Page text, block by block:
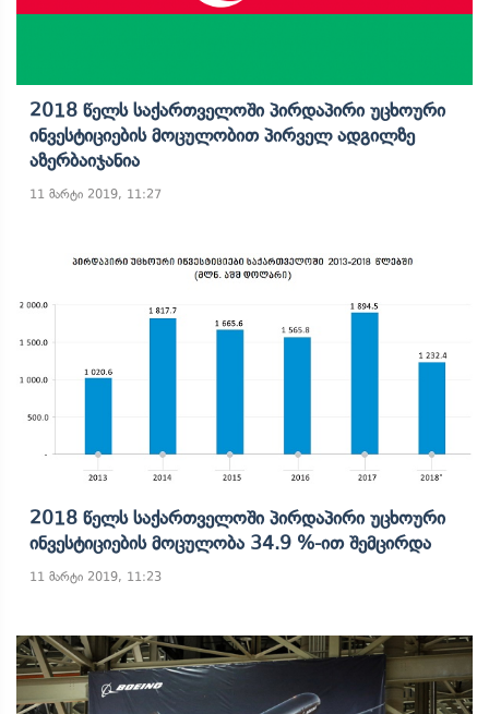
2018 Წელს Საქართველოში Პირდაპირი Უცხოური
Ინვესტიციების Მოცულობით Პირველ Ადგილზე
Აზერბაიჯანია
11 მარტი 2019, 11:27
2018 Წელს Საქართველოში Პირდაპირი Უცხოური
Ინვესტიციების Მოცულობა 34.9 %-Ით Შემცირდა
11 მარტი 2019, 11:23